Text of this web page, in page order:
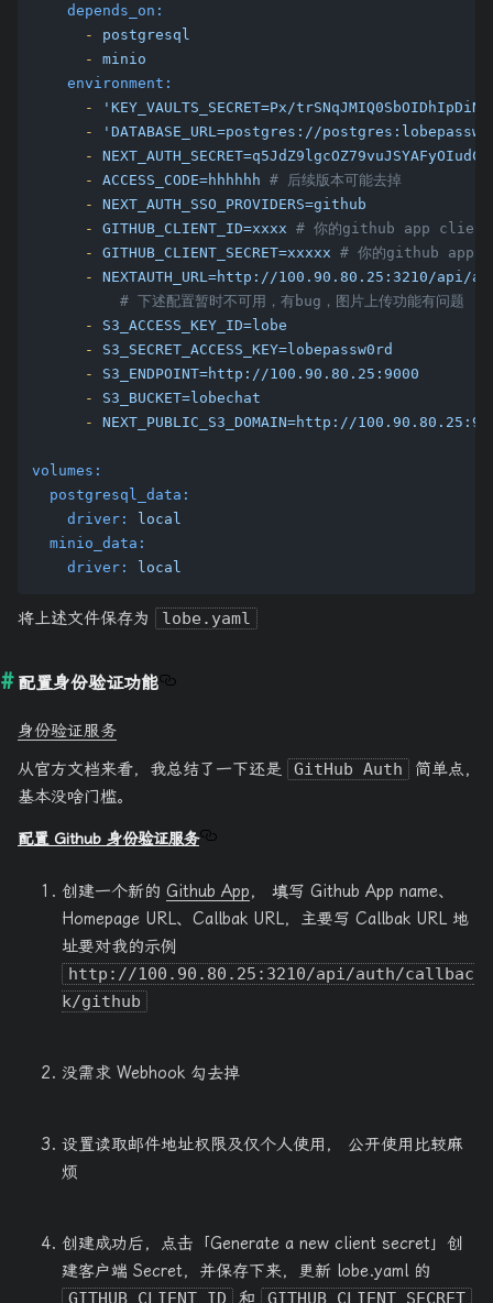
depends_on:
-
postgresql
-
minio
environment:
-
'KEY_VAULTS_SECRET=Px/
-
'DATABASE_URL=postgres://
-
-
ACCESS_CODE=hhhhhh # 后续版本可能去掉
-
NEXT_AUTH_SSO_PROVIDERS=github
-
GITHUB_CLIENT_ID=xxxx # 你的github app
-
GITHUB_CLIENT_SECRET=xxxxx # 你的github app
-
NEXTAUTH_URL=http://100.90.80.25:3210/api/
# 下述配置暂时不可用，有bug，图片上传功能有问题
-
S3_ACCESS_KEY_ID=lobe
-
S3_SECRET_ACCESS_KEY=lobepassw0rd
-
S3_ENDPOINT=http://100.90.80.25:9000
-
S3_BUCKET=lobechat
-
NEXT_PUBLIC_S3_DOMAIN=http://
volumes:
postgresql_data:
driver:
local
minio_data:
driver:
local
将上述文件保存为 lobe.yaml
配置身份验证功能
身份验证服务
从官方文档来看，我总结了一下还是
GitHub Auth
简单点,
基本没啥门槛。
配置 Github 身份验证服务
创建一个新的 Github App， 填写 Github App name、
Homepage URL、Callbak URL，主要写 Callbak URL 地
址要对我的示例
http://100.90.80.25:3210/api/auth/callbac
k/github
没需求 Webhook 勾去掉
设置读取邮件地址权限及仅个人使用， 公开使用比较麻
烦
创建成功后，点击「Generate a new client secret」创
建客户端 Secret，并保存下来，更新 lobe.yaml 的
GITHUB_CLIENT_ID
和 GITHUB_CLIENT_SECRET